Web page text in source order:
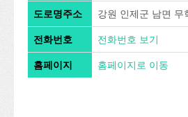
도로명주소 강원 인제군 남면 무
전화번호 전화번호 보기
홈페이지 홈페이지로 이동